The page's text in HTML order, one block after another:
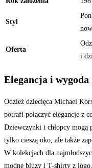
Styl
Oferta
i
Elegancja i wygoda
Odzież dziecięca Michael
potrafi połączyć elegancję z
Dziewczynki i chłopcy mogą
tylko cieszą oko, ale także
W kolekcjach dla
modne bluzy i T-shirty z